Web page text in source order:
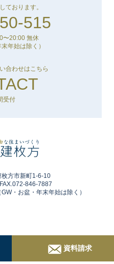
ております。
515
〜20:00 無休
年始は除く）
合わせはこちら
受付
方市新町1-6-10
846-7887
・お盆・年末年始は除く）
資料請求